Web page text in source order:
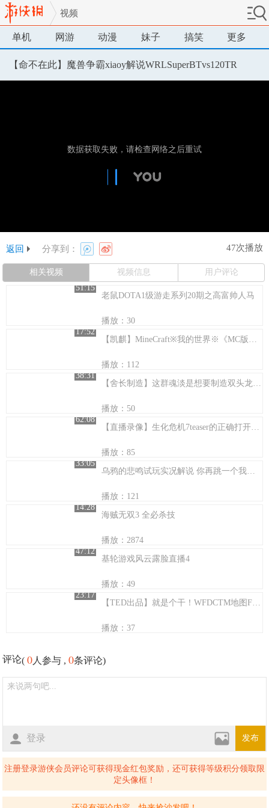
视频
单机 网游 动漫 妹子 搞笑 更多
【命不在此】魔兽争霸xiaoy解说WRLSuperBTvs120TR
返回 分享到： 47次播放
相关视频 视频信息
用户评论
51:15
老鼠DOTA1级游走系列20期之高富帅人马
播放：30
17:52
【凯麒】MineCraft※我的世界※《MC版新寂静岭PT》 吓死帅哥麒啦！！
播放：112
38:31
【舍长制造】这群魂淡是想要制造双头龙吗？！
播放：50
62:08
【直播录像】生化危机7teaser的正确打开方式
播放：85
33:05
乌鸦的悲鸣试玩实况解说 你再跳一个我看看
播放：121
14:28
海贼无双3 全必杀技
播放：2874
47:12
基轮游戏风云露脸直播4
播放：49
23:17
【TED出品】就是个干！WFDCTM地图FTVS龙虎兄弟
播放：37
评论(0 人参与 ,0条评论)
登录 发布
注册登录游侠会员评论可获得现金红包奖励，还可获得等级积分领取限
定头像框！